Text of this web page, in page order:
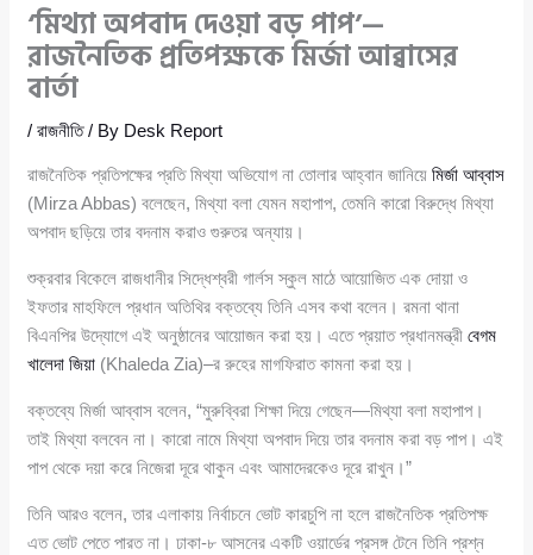
‘মিথ্যা অপবাদ দেওয়া বড় পাপ’—
রাজনৈতিক প্রতিপক্ষকে মির্জা আব্বাসের
বার্তা
/রাজনীতি/ By Desk Report
রাজনৈতিক প্রতিপক্ষের প্রতি মিথ্যা অভিযোগ না তোলার আহ্বান জানিয়েমির্জা আব্বাস
(Mirza Abbas) বলেছেন, মিথ্যা বলা যেমন মহাপাপ, তেমনি কারো বিরুদ্ধে মিথ্যা
অপবাদ ছড়িয়ে তার বদনাম করাও গুরুতর অন্যায়।
শুক্রবার বিকেলে রাজধানীর সিদ্ধেশ্বরী গার্লস স্কুল মাঠে আয়োজিত এক দোয়া ও
ইফতার মাহফিলে প্রধান অতিথির বক্তব্যে তিনি এসব কথা বলেন। রমনা থানা
বিএনপির উদ্যোগে এই অনুষ্ঠানের আয়োজন করা হয়। এতে প্রয়াত প্রধানমন্ত্রীবেগম
খালেদা জিয়া (Khaleda Zia)–র রুহের মাগফিরাত কামনা করা হয়।
বক্তব্যে মির্জা আব্বাস বলেন, “মুরুব্বিরা শিক্ষা দিয়ে গেছেন—মিথ্যা বলা মহাপাপ।
তাই মিথ্যা বলবেন না। কারো নামে মিথ্যা অপবাদ দিয়ে তার বদনাম করা বড় পাপ। এই
পাপ থেকে দয়া করে নিজেরা দূরে থাকুন এবং আমাদেরকেও দূরে রাখুন।”
তিনি আরও বলেন, তার এলাকায় নির্বাচনে ভোট কারচুপি না হলে রাজনৈতিক প্রতিপক্ষ
এত ভোট পেতে পারত না। ঢাকা-৮ আসনের একটি ওয়ার্ডের প্রসঙ্গ টেনে তিনি প্রশ্ন